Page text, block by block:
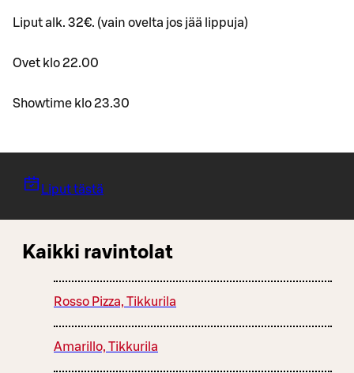
Liput alk. 32€. (vain ovelta jos jää lippuja)
Ovet klo 22.00
Showtime klo 23.30
Liput tästä
Kaikki ravintolat
Rosso Pizza, Tikkurila
Amarillo, Tikkurila